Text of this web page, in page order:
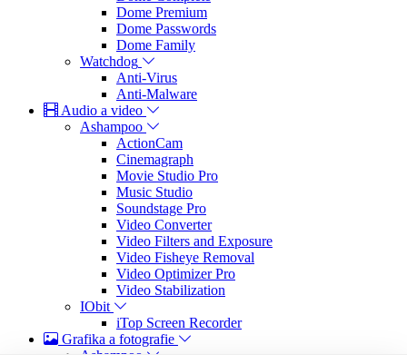
Dome Premium
Dome Passwords
Dome Family
Watchdog
Anti-Virus
Anti-Malware
Audio a video
Ashampoo
ActionCam
Cinemagraph
Movie Studio Pro
Music Studio
Soundstage Pro
Video Converter
Video Filters and Exposure
Video Fisheye Removal
Video Optimizer Pro
Video Stabilization
IObit
iTop Screen Recorder
Grafika a fotografie
Ashampoo